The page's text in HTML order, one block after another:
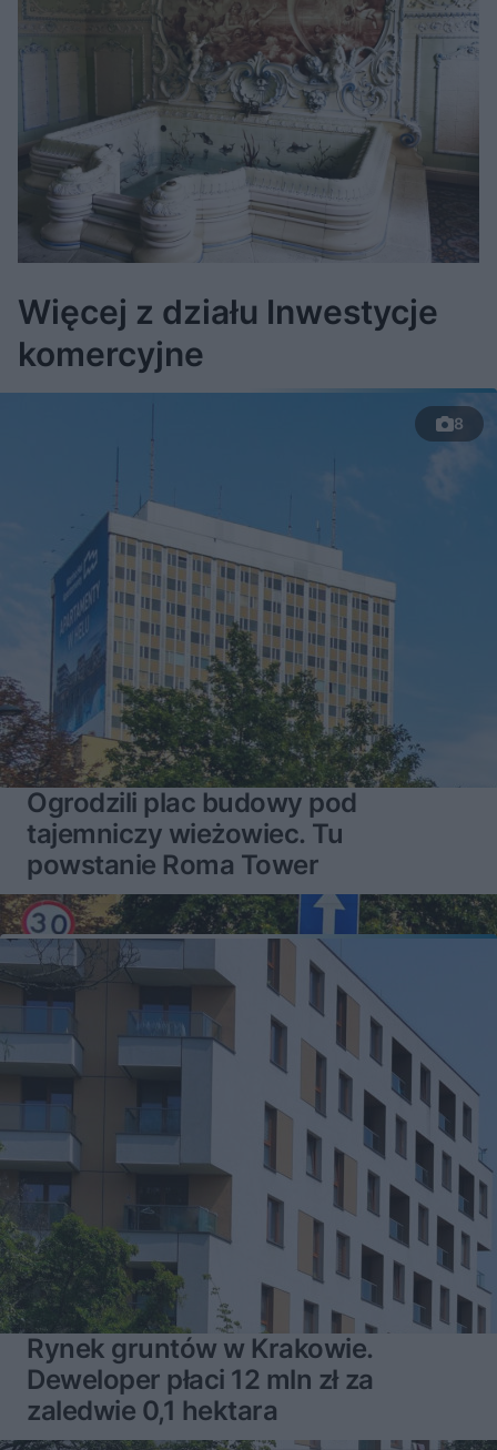
Więcej z działu Inwestycje
komercyjne
8
Ogrodzili plac budowy pod
tajemniczy wieżowiec. Tu
powstanie Roma Tower
Rynek gruntów w Krakowie.
Deweloper płaci 12 mln zł za
zaledwie 0,1 hektara